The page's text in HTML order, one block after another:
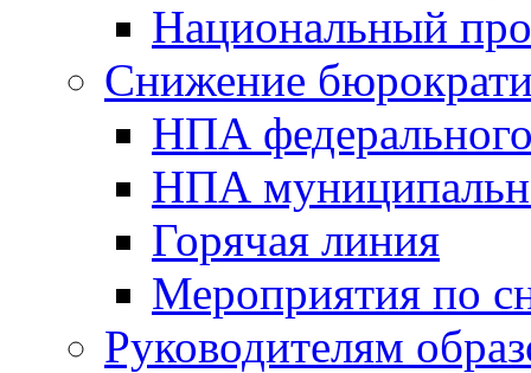
Национальный
Снижение
НПА
НПА
Горячая линия
Мероприятия по
Руководителям